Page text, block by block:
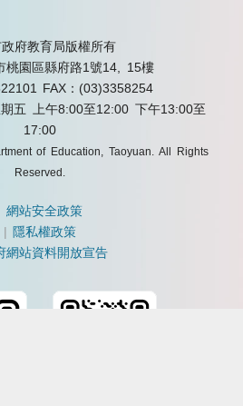
府教育局版權所有
桃園區縣府路1號14, 15樓
FAX：(03)3358254
期五 上午8:00至12:00 下午13:00至
17:00
of Education, Taoyuan. All Rights
Reserved.
網站安全政策
| 隱私權政策
網站資料開放宣告